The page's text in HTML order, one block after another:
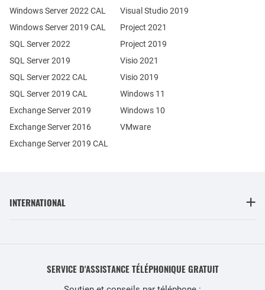
Exchange Server 2019
Exchange Server 2016
SQL Server 2022
SQL Server 2019
Windows Server 2022 CAL
Windows Server 2019 CAL
SQL Server 2022 CAL
SQL Server 2019 CAL
Exchange Server 2019 CAL
Visual Studio 2019
Project 2021
Project 2019
Visio 2021
Visio 2019
Windows 11
Windows 10
VMware
INTERNATIONAL
SERVICE D'ASSISTANCE TÉLÉPHONIQUE GRATUIT